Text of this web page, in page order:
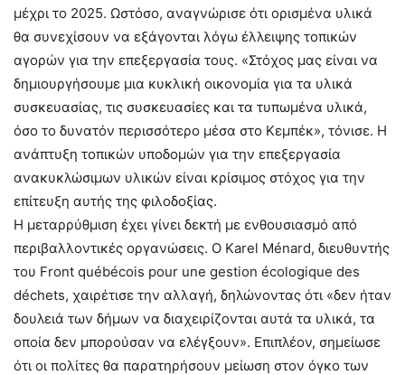
μέχρι το 2025. Ωστόσο, αναγνώρισε ότι ορισμένα υλικά
θα συνεχίσουν να εξάγονται λόγω έλλειψης τοπικών
αγορών για την επεξεργασία τους. «Στόχος μας είναι να
δημιουργήσουμε μια κυκλική οικονομία για τα υλικά
συσκευασίας, τις συσκευασίες και τα τυπωμένα υλικά,
όσο το δυνατόν περισσότερο μέσα στο Κεμπέκ», τόνισε. Η
ανάπτυξη τοπικών υποδομών για την επεξεργασία
ανακυκλώσιμων υλικών είναι κρίσιμος στόχος για την
επίτευξη αυτής της φιλοδοξίας.
Η μεταρρύθμιση έχει γίνει δεκτή με ενθουσιασμό από
περιβαλλοντικές οργανώσεις. Ο Karel Ménard, διευθυντής
του Front québécois pour une gestion écologique des
déchets, χαιρέτισε την αλλαγή, δηλώνοντας ότι «δεν ήταν
δουλειά των δήμων να διαχειρίζονται αυτά τα υλικά, τα
οποία δεν μπορούσαν να ελέγξουν». Επιπλέον, σημείωσε
ότι οι πολίτες θα παρατηρήσουν μείωση στον όγκο των